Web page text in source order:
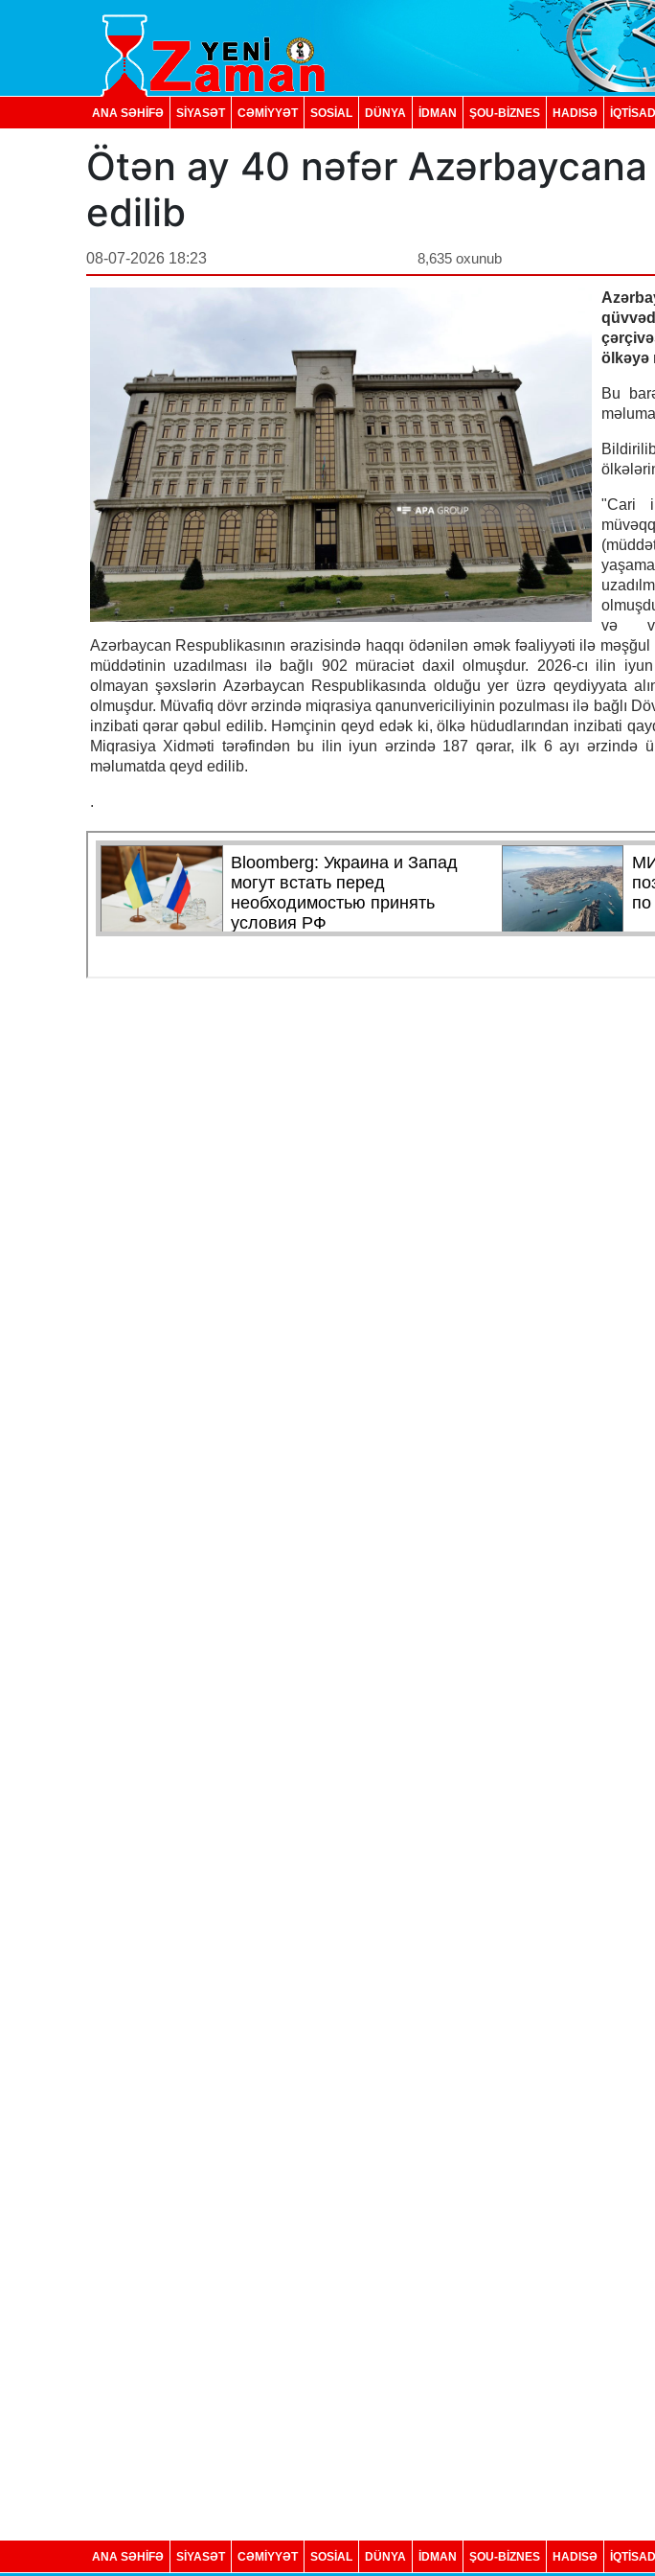
ANA SƏHİFƏ SİYASƏT CƏMİYYƏT SOSIAL DÜNYA İDMAN ŞOU-BİZNES HADISƏ
Ötən ay 40 nəfər
edilib
08-07-2026 18:23 8,635 oxunub
ölkəyə
Bu
"Cari
və
Azərbaycan Respublikasının ərazisində haqqı ödənilən əmək fəaliyyəti ilə məşğul
müddətinin uzadılması ilə bağlı 902 müraciət daxil olmuşdur. 2026-cı ilin
olmayan şəxslərin Azərbaycan Respublikasında olduğu yer üzrə qeydiyyata
olmuşdur. Müvafiq dövr ərzində miqrasiya qanunvericiliyinin pozulması ilə bağlı
inzibati qərar qəbul edilib. Həmçinin qeyd edək ki, ölkə hüdudlarından inzibati
Miqrasiya Xidməti tərəfindən bu ilin iyun ərzində 187 qərar, ilk 6 ayı ərzində
məlumatda qeyd edilib.
.
ANA SƏHİFƏ SİYASƏT CƏMİYYƏT SOSIAL DÜNYA İDMAN ŞOU-BİZNES HADISƏ